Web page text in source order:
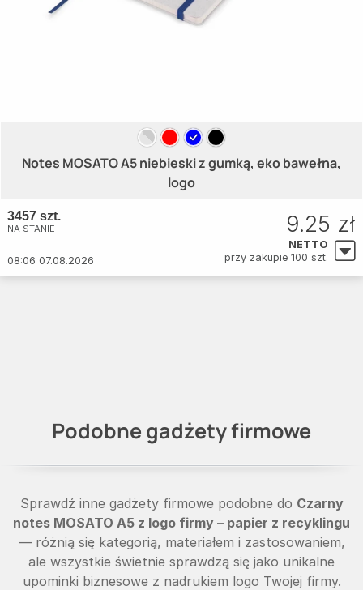
Notes MOSATO A5 niebieski z gumką, eko bawełna,
logo
3457 szt.
NA STANIE
08:06 07.08.2026
9.25 zł
NETTO
przy zakupie 100 szt.
Podobne gadżety firmowe
Sprawdź inne gadżety firmowe podobne do Czarny
notes MOSATO A5 z logo firmy – papier z recyklingu
— różnią się kategorią, materiałem i zastosowaniem,
ale wszystkie świetnie sprawdzą się jako unikalne
upominki biznesowe z nadrukiem logo Twojej firmy.